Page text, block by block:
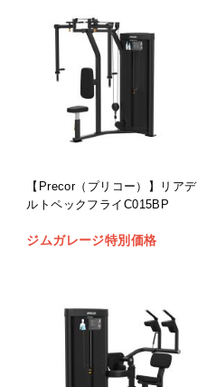
【Precor（プリコー）】リアデ
ルトペックフライC015BP
ジムガレージ特別価格